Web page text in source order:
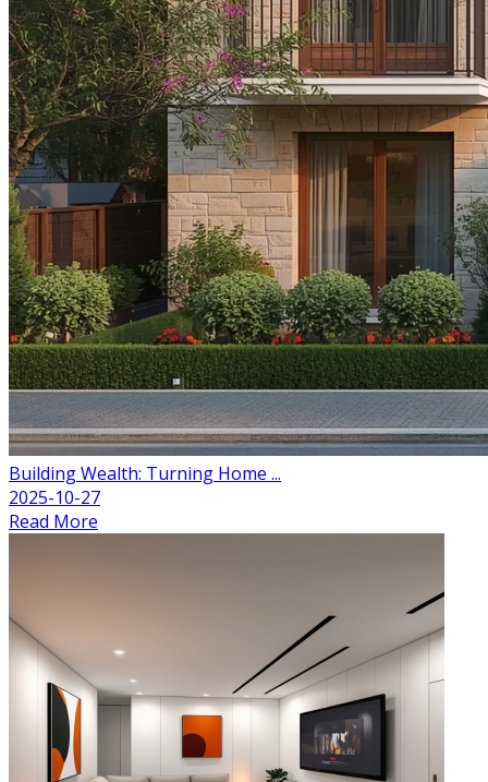
Building Wealth: Turning Home ...
2025-10-27
Read More